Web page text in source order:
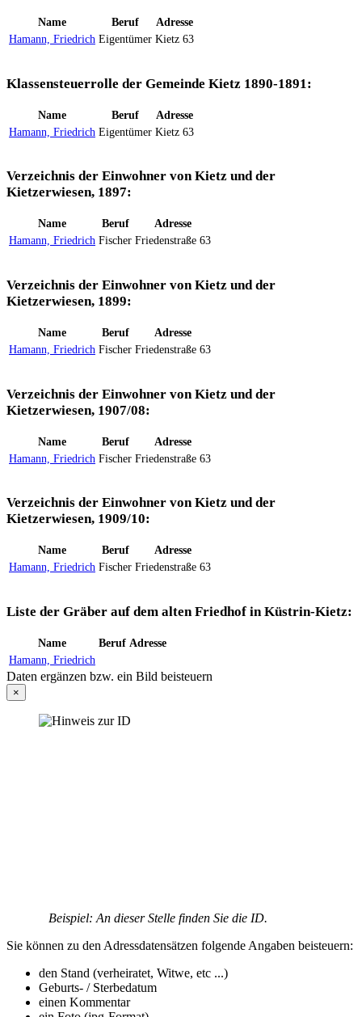
Name Beruf
Adresse
Hamann, Friedrich Eigentümer Kietz 63
Klassensteuerrolle der Gemeinde Kietz 1890-1891:
Name Beruf
Adresse
Hamann, Friedrich Eigentümer Kietz 63
Verzeichnis der Einwohner von Kietz und der
Kietzerwiesen, 1897:
Name Beruf
Adresse
Hamann, Friedrich Fischer Friedenstraße 63
Verzeichnis der Einwohner von Kietz und der
Kietzerwiesen, 1899:
Name Beruf
Adresse
Hamann, Friedrich Fischer Friedenstraße 63
Verzeichnis der Einwohner von Kietz und der
Kietzerwiesen, 1907/08:
Name Beruf
Adresse
Hamann, Friedrich Fischer Friedenstraße 63
Verzeichnis der Einwohner von Kietz und der
Kietzerwiesen, 1909/10:
Name Beruf
Adresse
Hamann, Friedrich Fischer Friedenstraße 63
Liste der Gräber auf dem alten Friedhof in Küstrin-Kietz:
Name Beruf Adresse
Hamann, Friedrich
Daten ergänzen bzw. ein Bild beisteuern
×
Beispiel: An dieser Stelle finden Sie die ID.
Sie können zu den Adressdatensätzen folgende Angaben beisteuern:
den Stand (verheiratet, Witwe, etc ...)
Geburts- / Sterbedatum
einen Kommentar